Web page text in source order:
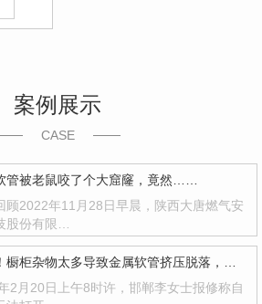
案例展示
CASE
管被老鼠咬了个大窟窿，竟然……
顾2022年11月28日早晨，陕西大唐燃气安
股份有限…
2月20日上午8时许，邯郸李女士报修称自